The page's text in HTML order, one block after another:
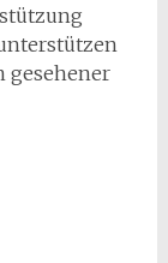
gesehener